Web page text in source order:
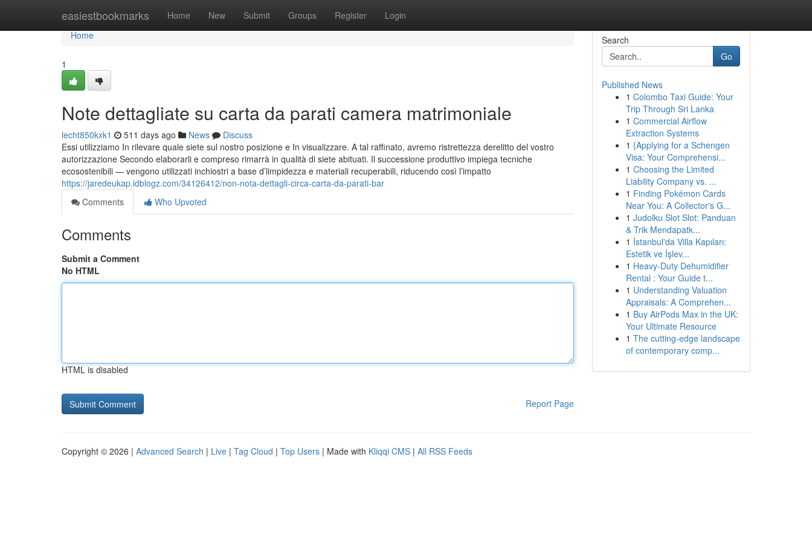
easiestbookmarks Home New Submit Groups Register Login
Home
Home
1
Note dettagliate su carta da parati camera matrimoniale
lecht850kxk1 511 days ago News
Discuss
Essi utilizziamo In rilevare quale siete sul nostro posizione e In visualizzare. A tal raffinato, avremo ristrettezza derelitto del vostro
autorizzazione Secondo elaborarli e compreso rimarrà in qualità di siete abituati. Il successione produttivo impiega tecniche
ecosostenibili — vengono utilizzati inchiostri a base d’limpidezza e materiali recuperabili, riducendo così l’impatto
https://jaredeukap.idblogz.com/34126412/non-nota-dettagli-circa-carta-da-parati-bar
Comments
Who Upvoted
Comments
Submit a Comment
No HTML
HTML is disabled
Report Page
Search
Go
Published News
1 Colombo Taxi Guide: Your
Trip Through Sri Lanka
1 Commercial Airflow
Extraction Systems
1 {Applying for a Schengen
Visa: Your Comprehensi...
1 Choosing the Limited
Liability Company vs. ...
1 Finding Pokémon Cards
Near You: A Collector's G...
1 Judolku Slot Slot: Panduan
& Trik Mendapatk...
1 İstanbul'da Villa Kapıları:
Estetik ve İşlev...
1 Heavy-Duty Dehumidifier
Rental : Your Guide t...
1 Understanding Valuation
Appraisals: A Comprehen...
1 Buy AirPods Max in the UK:
Your Ultimate Resource
1 The cutting-edge landscape
of contemporary comp...
Copyright © 2026 | Advanced Search | Live | Tag Cloud | Top Users | Made with Kliqqi CMS | All RSS Feeds